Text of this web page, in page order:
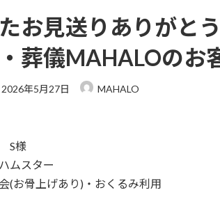
お見送りありがと
葬儀MAHALOのお
最
日
:
2026年5月27日 MAHALO
S様
ムスター
(お骨上げあり)・おくるみ利用